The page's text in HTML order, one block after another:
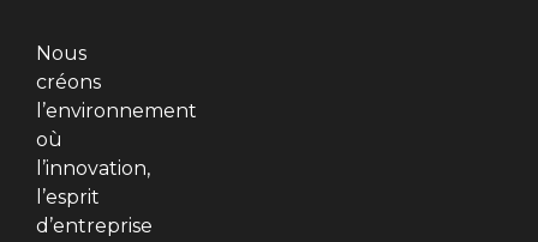
Nous
créons
l’environnement
où
l’innovation,
l’esprit
d’entreprise